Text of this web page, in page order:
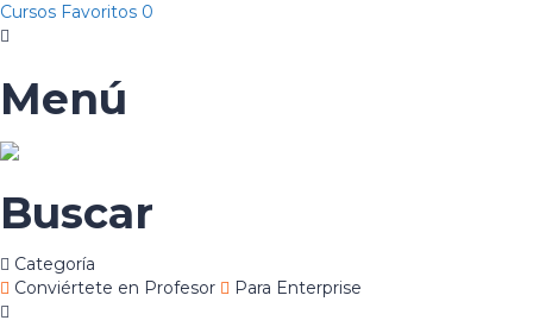
Cursos Favoritos 0
Menú
Buscar
Categoría
Conviértete en Profesor
Para Enterprise